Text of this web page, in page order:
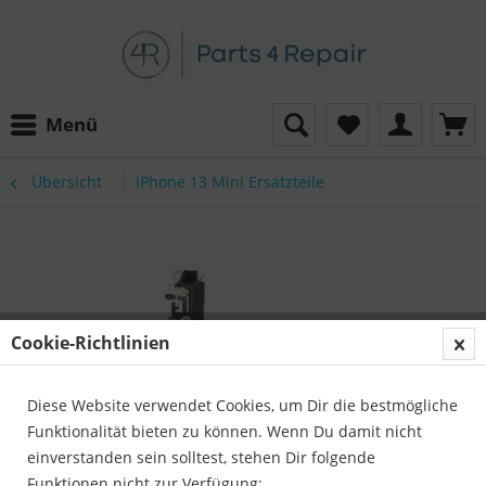
Menü
Übersicht iPhone 13 Mini Ersatzteile
Cookie-Richtlinien
Diese Website verwendet Cookies, um Dir die bestmögliche
Funktionalität bieten zu können. Wenn Du damit nicht
einverstanden sein solltest, stehen Dir folgende